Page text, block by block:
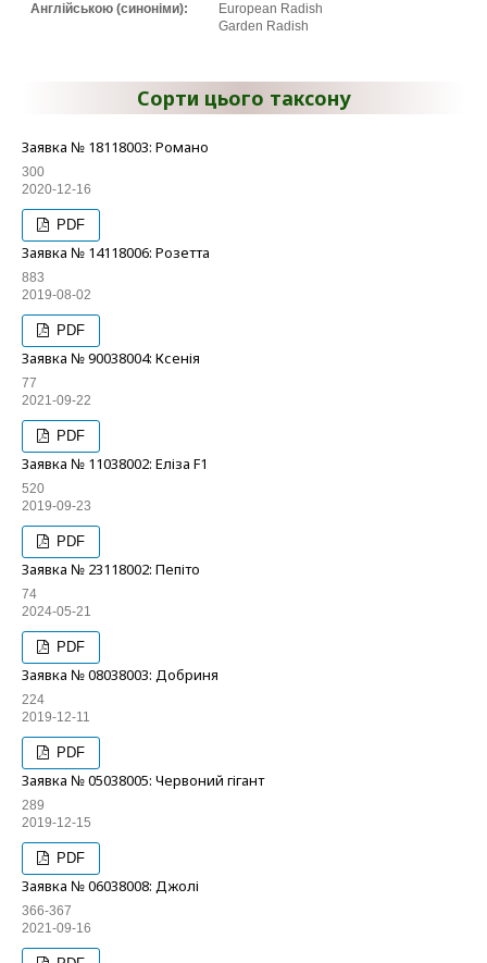
Англійською (синоніми):
European Radish
Garden Radish
Сорти цього таксону
Заявка № 18118003: Романо
300
2020-12-16
PDF
Заявка № 14118006: Розетта
883
2019-08-02
PDF
Заявка № 90038004: Ксенія
77
2021-09-22
PDF
Заявка № 11038002: Еліза F1
520
2019-09-23
PDF
Заявка № 23118002: Пепіто
74
2024-05-21
PDF
Заявка № 08038003: Добриня
224
2019-12-11
PDF
Заявка № 05038005: Червоний гігант
289
2019-12-15
PDF
Заявка № 06038008: Джолі
366-367
2021-09-16